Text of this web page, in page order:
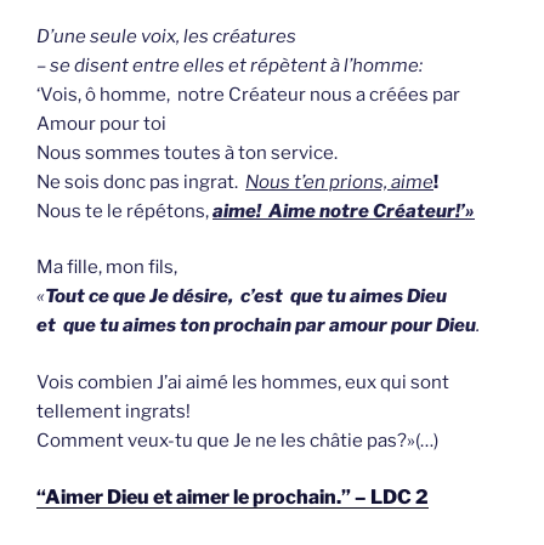
D’une seule voix, les créatures
– se disent entre elles et répètent à l’homme:
‘Vois, ô homme, notre Créateur nous a créées par
Amour pour toi
Nous sommes toutes à ton service.
Ne sois donc pas ingrat. Nous t’en prions, aime!
Nous te le répétons,aime! Aime notre Créateur!’»
Ma fille, mon fils,
«Tout ce que Je désire, c’est que tu aimes Dieu
et que tu aimes ton prochain par amour pour Dieu.
Vois combien J’ai aimé les hommes, eux qui sont
tellement ingrats!
Comment veux-tu que Je ne les châtie pas?»(…)
“Aimer Dieu et aimer le prochain.” – LDC 2